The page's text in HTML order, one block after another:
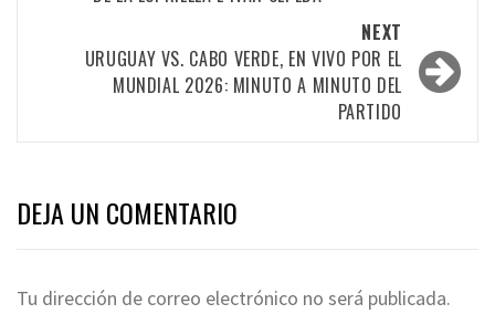
NEXT
URUGUAY VS. CABO VERDE, EN VIVO POR EL
MUNDIAL 2026: MINUTO A MINUTO DEL
PARTIDO
DEJA UN COMENTARIO
Tu dirección de correo electrónico no será publicada.